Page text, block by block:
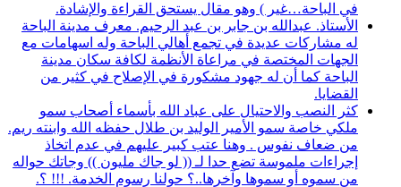
في الباحة…غير ) وهو مقال يستحق القراءة والإشادة.
الأستاذ. عبدالله بن جابر بن عبد الرحيم. معرف مدينة الباحة
له مشاركات عديدة في تجمع أهالي الباحة وله اسهامات مع
الجهات المختصة في مراعاة الأنظمة لكافة سكان مدينة
الباحة كما أن له جهود مشكورة في الإصلاح في كثير من
القضايا.
كثر النصب والاحتيال على عباد الله بأسماء أصحاب سمو
ملكي خاصة سمو الأمير الوليد بن طلال حفظه الله وابنته ريم.
من ضعاف نفوس . وهنا عتب كبير عليهم في عدم اتخاذ
إجراءات ملموسة تضع حدا لـ (( لو جاك مليون )) وجاتك حواله
من سموه أو سموها وآخرها..؟ حولنا رسوم الخدمة. !!! ؟.